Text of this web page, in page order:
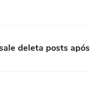
deleta posts após